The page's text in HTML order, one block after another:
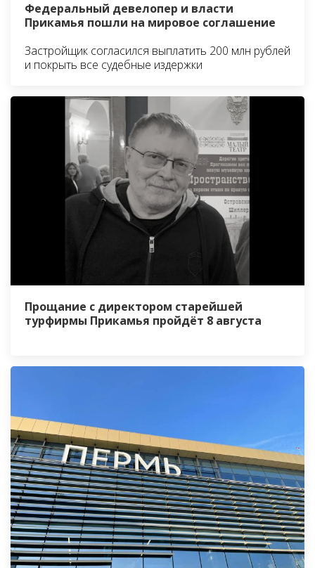
Федеральный девелопер и власти
Прикамья пошли на мировое соглашение
Застройщик согласился выплатить 200 млн рублей
и покрыть все судебные издержки
Прощание с директором старейшей
турфирмы Прикамья пройдёт 8 августа